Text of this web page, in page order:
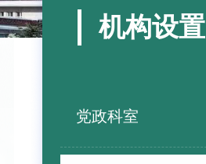
机构设置
党政科室